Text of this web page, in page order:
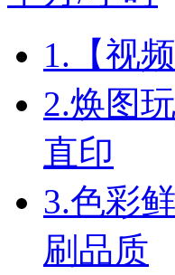
1. 【视
2.焕图
直印
3.色彩
刷品质